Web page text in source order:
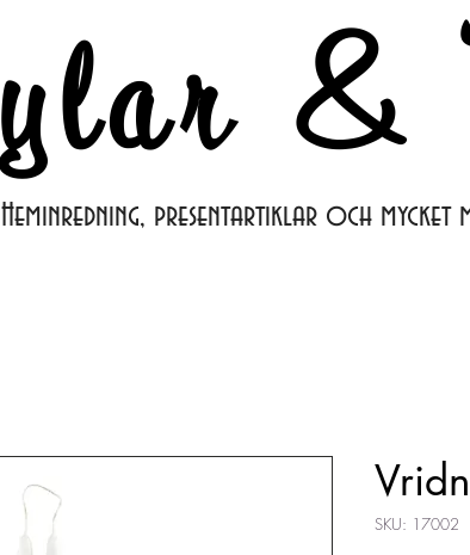
&
Heminredning, presentartiklar och mycket
SKU: 17002